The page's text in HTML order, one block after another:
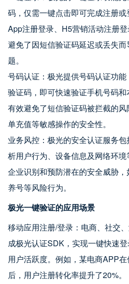
码，仅需一键点击即可完成注册
App注册登录、H5营销活动注册登
避免了因短信验证码延迟或丢失
题。
号码认证：极光提供号码认证功
验证码，即可快速验证手机号码
有效避免了短信验证码被拦截的
单充值等敏感操作的安全性。
业务风控：极光的安全认证服务
析用户行为、设备信息及网络环
企业识别和预防潜在的安全威胁，
养号等风险行为。
极光一键验证的应用场景
移动应用注册/登录：电商、社交
成极光认证SDK，实现一键快速
用户活跃度。例如，某电商APP
后，用户注册转化率提升了20%。